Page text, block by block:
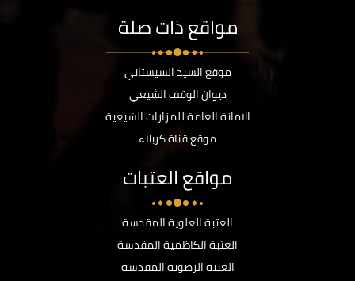
مواقع ذات صلة
موقع السيد السيستاني
ديوان الوقف الشيعي
الامانة العامة للمزارات الشيعية
موقع قناة كربلاء
مواقع العتبات
العتبة العلوية المقدسة
العتبة الكاظمية المقدسة
العتبة الرضوية المقدسة